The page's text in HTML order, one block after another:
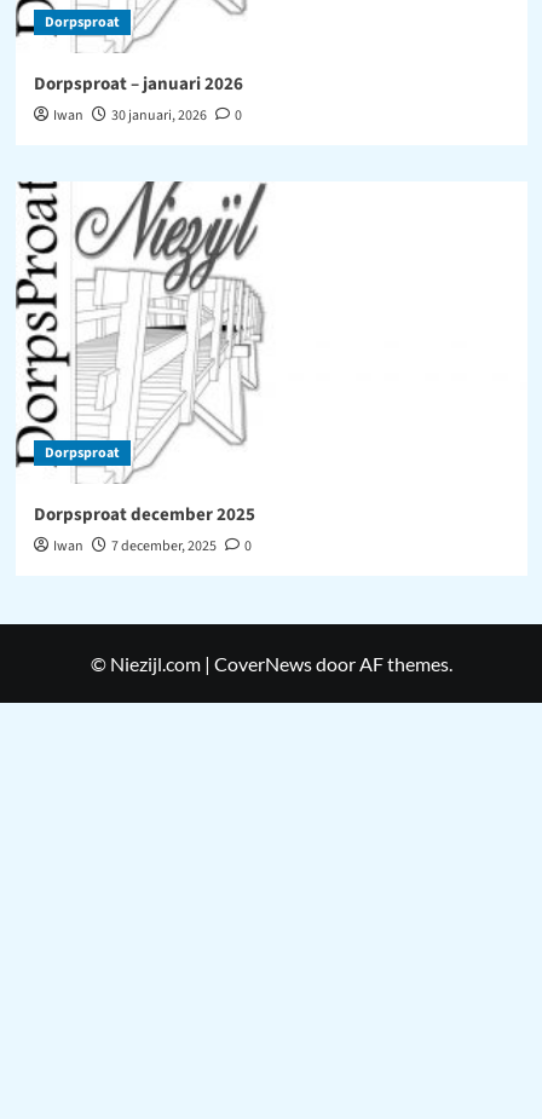
Dorpsproat
Dorpsproat – januari 2026
Iwan 30 januari, 2026 0
Dorpsproat
Dorpsproat december 2025
Iwan 7 december, 2025 0
© Niezijl.com | CoverNewsdoor AF themes.